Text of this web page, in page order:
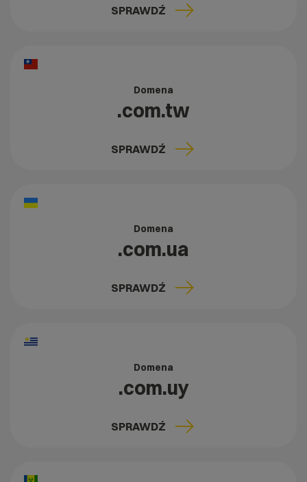
SPRAWDŹ
Domena
.com.tw
SPRAWDŹ
Domena
.com.ua
SPRAWDŹ
Domena
.com.uy
SPRAWDŹ